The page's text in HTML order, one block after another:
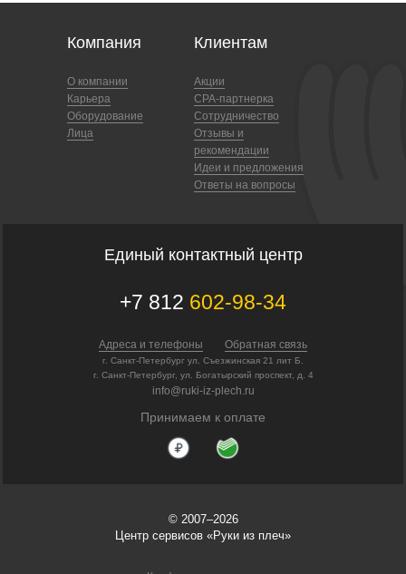
Компания
О компании
Карьера
Оборудование
Лица
Клиентам
Акции
CPA-партнерка
Сотрудничество
Отзывы и
рекомендации
Идеи и предложения
Ответы на вопросы
Единый контактный центр
+7 812 602-98-34
Адреса и телефоны Обратная связь
г. Санкт-Петербург ул. Съезжинская 21 лит Б.
г. Санкт-Петербург, ул. Богатырский проспект, д. 4
info@ruki-iz-plech.ru
Принимаем к оплате
© 2007–2026
Центр сервисов «Руки из плеч»